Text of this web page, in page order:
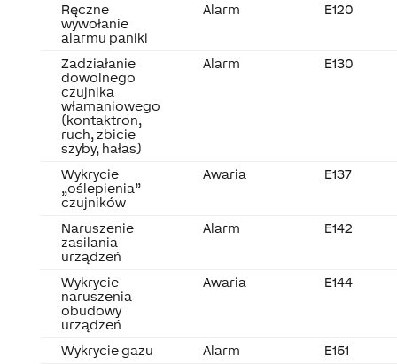
Ręczne
wywołanie
alarmu paniki
Alarm E120
Zadziałanie
dowolnego
czujnika
włamaniowego
(kontaktron,
ruch, zbicie
szyby, hałas)
Alarm E130
Wykrycie
„oślepienia”
czujników
Awaria E137
Naruszenie
zasilania
urządzeń
Alarm E142
Wykrycie
naruszenia
obudowy
urządzeń
Awaria E144
Wykrycie gazu Alarm
E151